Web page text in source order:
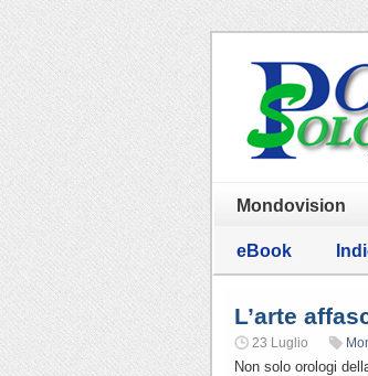
Mondovision
eBook
L’arte
23 Luglio
Non solo orologi